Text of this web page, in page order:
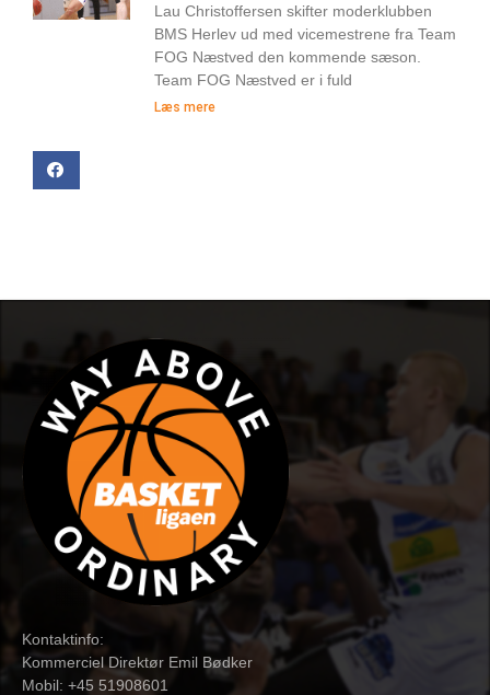
Lau Christoffersen skifter moderklubben
BMS Herlev ud med vicemestrene fra Team
FOG Næstved den kommende sæson.
Team FOG Næstved er i fuld
Læs mere
Kontaktinfo:
Kommerciel Direktør Emil Bødker
Mobil: +45 51908601